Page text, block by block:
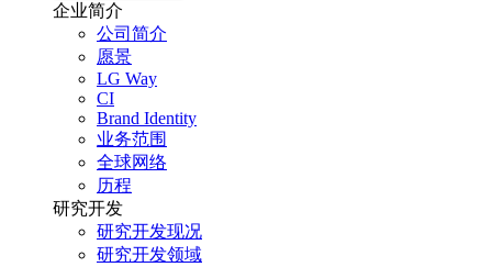
企业简介
公司简介
愿景
LG Way
CI
Brand Identity
业务范围
全球网络
历程
研究开发
研究开发现况
研究开发领域